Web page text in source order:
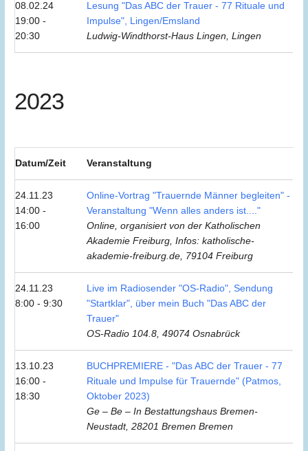
08.02.24
19:00 -
20:30
Lesung "Das ABC der Trauer - 77 Rituale und
Impulse", Lingen/Emsland
Ludwig-Windthorst-Haus Lingen, Lingen
2023
Datum/Zeit Veranstaltung
24.11.23
14:00 -
16:00
Online-Vortrag "Trauernde Männer begleiten" -
Veranstaltung "Wenn alles anders ist...."
Online, organisiert von der Katholischen
Akademie Freiburg, Infos: katholische-
akademie-freiburg.de, 79104 Freiburg
24.11.23
8:00 - 9:30
Live im Radiosender "OS-Radio", Sendung
"Startklar", über mein Buch "Das ABC der
Trauer"
OS-Radio 104.8, 49074 Osnabrück
13.10.23
16:00 -
18:30
BUCHPREMIERE - "Das ABC der Trauer - 77
Rituale und Impulse für Trauernde" (Patmos,
Oktober 2023)
Ge – Be – In Bestattungshaus Bremen-
Neustadt, 28201 Bremen Bremen